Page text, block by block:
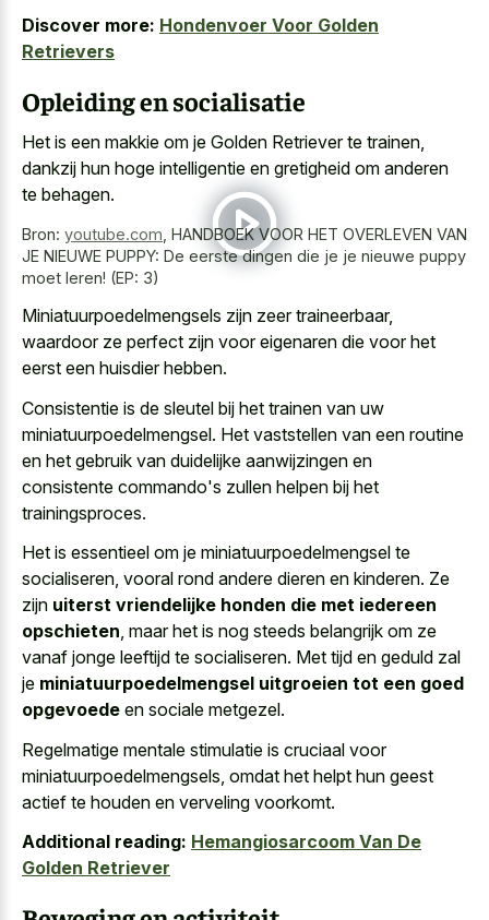
Discover more: Hondenvoer Voor Golden
Retrievers
Opleiding en socialisatie
Het is een makkie om je Golden Retriever te trainen,
dankzij hun hoge intelligentie en gretigheid om anderen
te behagen.
Bron: youtube.com HANDBOEK VOOR HET OVERLEVEN VAN
JE NIEUWE PUPPY: De eerste dingen die je je nieuwe puppy
moet leren! (EP: 3)
Miniatuurpoedelmengsels zijn zeer traineerbaar,
waardoor ze perfect zijn voor eigenaren die voor het
eerst een huisdier hebben.
Consistentie is de sleutel bij het trainen van uw
miniatuurpoedelmengsel. Het vaststellen van een routine
en het gebruik van duidelijke aanwijzingen en
consistente commando's zullen helpen bij het
trainingsproces.
Het is essentieel om je miniatuurpoedelmengsel te
socialiseren, vooral rond andere dieren en kinderen. Ze
zijn uiterst vriendelijke honden die met iedereen
opschieten, maar het is nog steeds belangrijk om ze
vanaf jonge leeftijd te socialiseren. Met tijd en geduld zal
je miniatuurpoedelmengsel uitgroeien tot een goed
opgevoede en sociale metgezel.
Regelmatige mentale stimulatie is cruciaal voor
miniatuurpoedelmengsels, omdat het helpt hun geest
actief te houden en verveling voorkomt.
Additional reading: Hemangiosarcoom Van De
Golden Retriever